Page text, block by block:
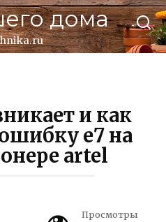
дома
и как
е7 на
artel
Просмотры